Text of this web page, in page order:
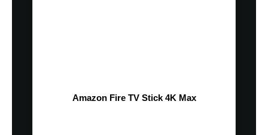
Amazon Fire TV Stick 4K Max